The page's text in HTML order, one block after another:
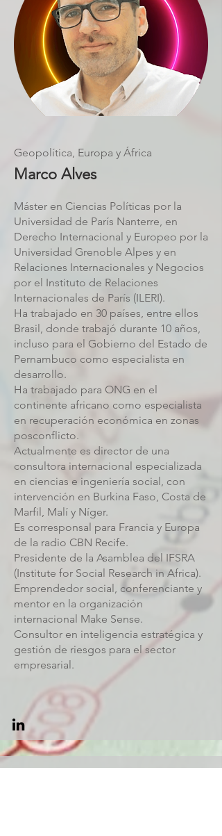
Geopolítica, Europa y África
Marco Alves
Máster en Ciencias Políticas por la
Universidad de París Nanterre, en
Derecho Internacional y Europeo por la
Universidad Grenoble Alpes y en
Relaciones Internacionales y Negocios
por el Instituto de Relaciones
Internacionales de París (ILERI).
Ha trabajado en 30 países, entre ellos
Brasil, donde trabajó durante 10 años,
incluso para el Gobierno del Estado de
Pernambuco como especialista en
desarrollo.
Ha trabajado para ONG en el
continente africano como especialista
en recuperación económica en zonas
posconflicto.
Actualmente es director de una
consultora internacional especializada
en ciencias e ingeniería social, con
intervención en Burkina Faso, Costa de
Marfil, Malí y Níger.
Es corresponsal para Francia y Europa
de la radio CBN Recife.
Presidente de la Asamblea del IFSRA
(Institute for Social Research in Africa).
Emprendedor social, conferenciante y
mentor en la organización
internacional Make Sense.
Consultor en inteligencia estratégica y
gestión de riesgos para el sector
empresarial.